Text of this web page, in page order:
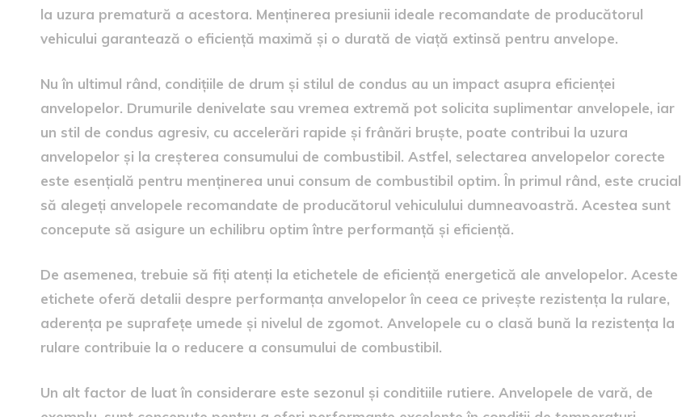
la uzura prematură a acestora. Menținerea presiunii ideale recomandate de producătorul
vehicului garantează o eficiență maximă și o durată de viață extinsă pentru anvelope.
Nu în ultimul rând, condițiile de drum și stilul de condus au un impact asupra eficienței
anvelopelor. Drumurile denivelate sau vremea extremă pot solicita suplimentar anvelopele, iar
un stil de condus agresiv, cu accelerări rapide și frânări bruşte, poate contribui la uzura
anvelopelor și la creșterea consumului de combustibil. Astfel, selectarea anvelopelor corecte
este esențială pentru menținerea unui consum de combustibil optim. În primul rând, este crucial
să alegeți anvelopele recomandate de producătorul vehiculului dumneavoastră. Acestea sunt
concepute să asigure un echilibru optim între performanță și eficiență.
De asemenea, trebuie să fiți atenți la etichetele de eficiență energetică ale anvelopelor. Aceste
etichete oferă detalii despre performanța anvelopelor în ceea ce privește rezistența la rulare,
aderența pe suprafețe umede și nivelul de zgomot. Anvelopele cu o clasă bună la rezistența la
rulare contribuie la o reducere a consumului de combustibil.
Un alt factor de luat în considerare este sezonul și conditiile rutiere. Anvelopele de vară, de